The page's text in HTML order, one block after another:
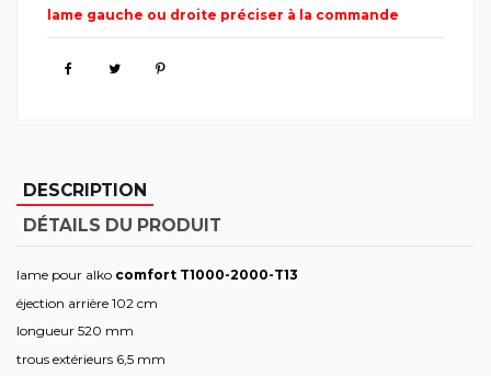
lame gauche ou droite préciser à la commande
DESCRIPTION
DÉTAILS DU PRODUIT
lame pour alko comfort T1000-2000-T13
éjection arrière 102 cm
longueur 520 mm
trous extérieurs 6,5 mm